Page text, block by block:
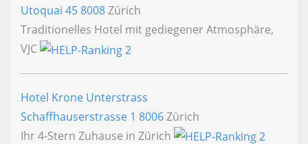
Utoquai 458008Zürich
Traditionelles Hotel mit gediegener Atmosphäre,
VJC
Hotel Krone Unterstrass
Schaffhauserstrasse 1 8006Zürich
Ihr 4-Stern Zuhause in Zürich